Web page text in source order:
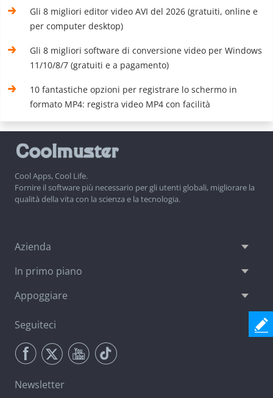
Gli 8 migliori editor video AVI del 2026 (gratuiti, online e
per computer desktop)
Gli 8 migliori software di conversione video per Windows
11/10/8/7 (gratuiti e a pagamento)
10 fantastiche opzioni per registrare lo schermo in
formato MP4: registra video MP4 con facilità
Cool Apps, Cool Life.
Fornire il software più necessario per gli utenti globali, migliorare la
qualità della vita con la scienza e la tecnologia.
Azienda
In primo piano
Appoggiare
Seguiteci
Newsletter